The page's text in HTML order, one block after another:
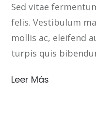
Sed vitae
felis. Vestibulum
mollis ac, eleifend
turpis quis
Leer Más